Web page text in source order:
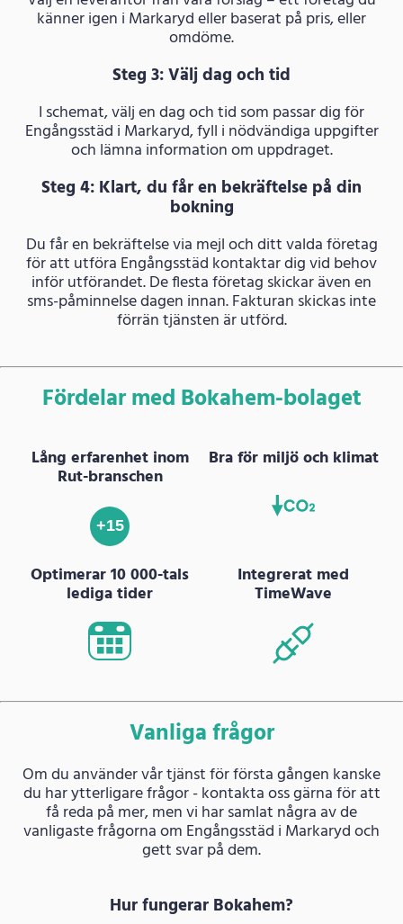
känner igen i Markaryd eller baserat på pris, eller
omdöme.
Steg 3: Välj dag och tid
I schemat, välj en dag och tid som passar dig för
Engångsstäd i Markaryd, fyll i nödvändiga uppgifter
och lämna information om uppdraget.
Steg 4: Klart, du får en bekräftelse på din
bokning
Du får en bekräftelse via mejl och ditt valda företag
för att utföra Engångsstäd kontaktar dig vid behov
inför utförandet. De flesta företag skickar även en
sms-påminnelse dagen innan. Fakturan skickas inte
förrän tjänsten är utförd.
Fördelar med Bokahem-bolaget
Lång erfarenhet inom
Rut-branschen
+15
Bra för miljö och klimat
Optimerar 10 000-tals
lediga tider
Integrerat med
TimeWave
Vanliga frågor
Om du använder vår tjänst för första gången kanske
du har ytterligare frågor - kontakta oss gärna för att
få reda på mer, men vi har samlat några av de
vanligaste frågorna om Engångsstäd i Markaryd och
gett svar på dem.
Hur fungerar Bokahem?